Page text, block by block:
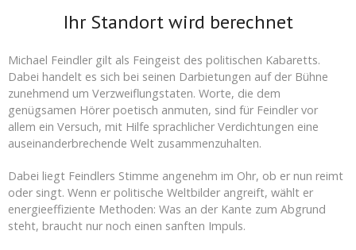
Kontakt
Warenkorb ( 0Artikel)
Ihr Standort wird berechnet
Michael Feindler gilt als Feingeist des politischen Kabaretts.
Dabei handelt es sich bei seinen Darbietungen auf der Bühne
zunehmend um Verzweiflungstaten. Worte, die dem
genügsamen Hörer poetisch anmuten, sind für Feindler vor
allem ein Versuch, mit Hilfe sprachlicher Verdichtungen eine
auseinanderbrechende Welt zusammenzuhalten.
Dabei liegt Feindlers Stimme angenehm im Ohr, ob er nun reimt
oder singt. Wenn er politische Weltbilder angreift, wählt er
energieeffiziente Methoden: Was an der Kante zum Abgrund
steht, braucht nur noch einen sanften Impuls.